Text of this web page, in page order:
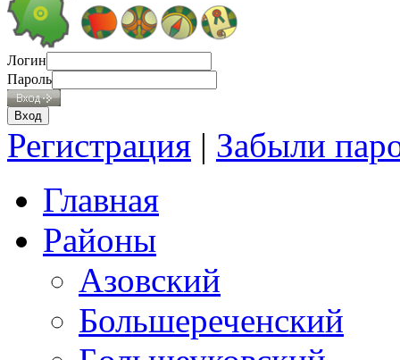
Логин
Пароль
Регистрация | Забыли
Главная
Районы
Азовский
Большереченский